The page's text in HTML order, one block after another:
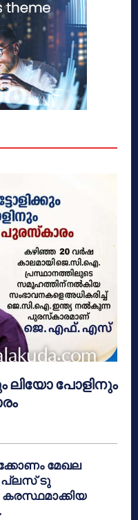
ലിയോ പോളിനും
മേഖല
പ്ലസ് ടു
കരസ്ഥമാക്കിയ